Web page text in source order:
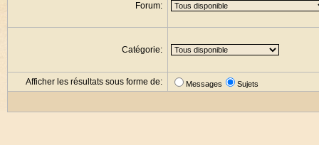
Forum:
Catégorie:
Afficher les résultats sous forme de: Messages Sujets